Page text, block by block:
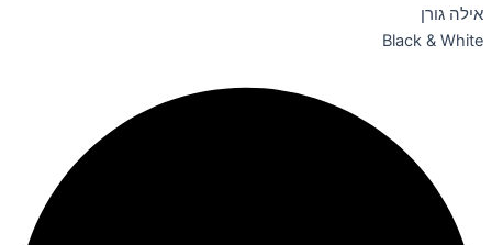
אילה גורן
Black & White